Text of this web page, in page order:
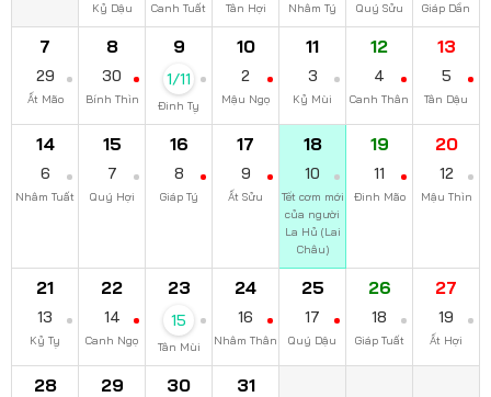
Kỷ Dậu Canh Tuất Tân Hợi Nhâm Tý Quý Sửu Giáp Dần
7
29
Ất Mão
8
30
Bính Thìn
9
1/11
Đinh Tỵ
10
2
Mậu Ngọ
11
3
Kỷ Mùi
12
4
Canh Thân
13
5
Tân Dậu
14
6
Nhâm Tuất
15
7
Quý Hợi
16
8
Giáp Tý
17
9
Ất Sửu
18
10
Tết cơm mới
của người
La Hủ (Lai
Châu)
19
11
Đinh Mão
20
12
Mậu Thìn
21
13
Kỷ Tỵ
22
14
Canh Ngọ
23
15
Tân Mùi
24
16
Nhâm Thân
25
17
Quý Dậu
26
18
Giáp Tuất
27
19
Ất Hợi
28 29 30 31